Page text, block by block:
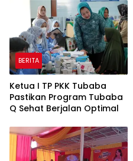
BERITA
Ketua I TP PKK Tubaba
Pastikan Program Tubaba
Q Sehat Berjalan Optimal